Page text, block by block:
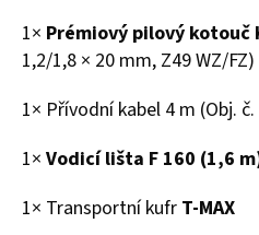
1× Prémiový pilový kotouč
1,2/1,8 × 20 mm, Z49 WZ/
1× Přívodní kabel 4 m (Obj.
1× Vodicí lišta F 160 (1,6
1× Transportní kufr T-MAX